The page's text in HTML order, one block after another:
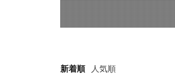
新着順 人気順